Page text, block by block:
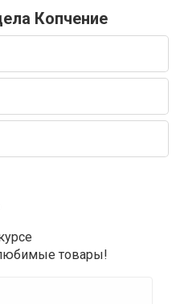
Копчение
товары!